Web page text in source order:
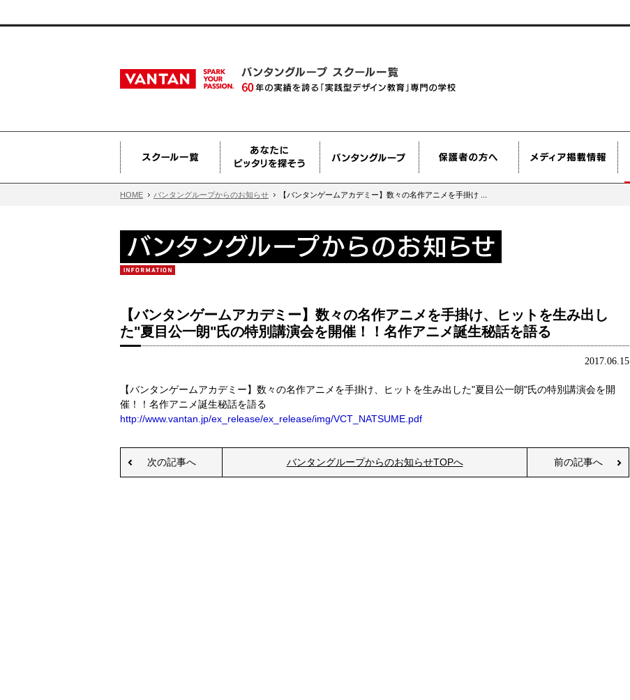
HOME バンタングループからのお知らせ 【バンタンゲームアカデミー】数々の名作アニメを手掛け ...
【バンタンゲームアカデミー】数々の名作アニメを手掛け、ヒットを生み出し
た"夏目公一朗"氏の特別講演会を開催！！名作アニメ誕生秘話を語る
2017.06.15
【バンタンゲームアカデミー】数々の名作アニメを手掛け、ヒットを生み出した"夏目公一朗"氏の特別講演会を開
催！！名作アニメ誕生秘話を語る
http://www.vantan.jp/ex_release/ex_release/img/VCT_NATSUME.pdf
次の記事へ バンタングループからのお知らせTOPへ 前の記事へ